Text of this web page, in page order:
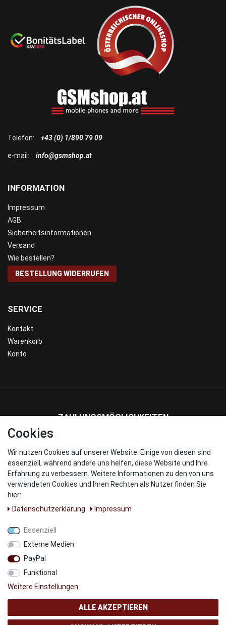
SERVICE
Kontakt
Warenkorb
Konto
INFORMATION
Impressum
AGB
Sicherheitsinformationen
Versand
Wie bestellen?
BESTELLUNG WIDERRUFEN
Telefon: +43 (0) 1/890 79 09
e-mail: info@gsmshop.at
ZAHLUNGSMÖGLICHKEITEN
WIR VERSENDEN MIT
Cookies
Wir nutzen Cookies auf unserer Website. Einige von diesen sind
essenziell, während andere uns helfen, diese Website und Ihre
Erfahrung zu verbessern. Weitere Informationen zu den von uns
verwendeten Cookies und Ihren Rechten als Nutzer finden Sie
hier:
Daten­schutz­erklärung
Impressum
Essenziell
Externe Medien
PayPal
Funktional
Weitere Einstellungen
ALLE AKZEPTIEREN